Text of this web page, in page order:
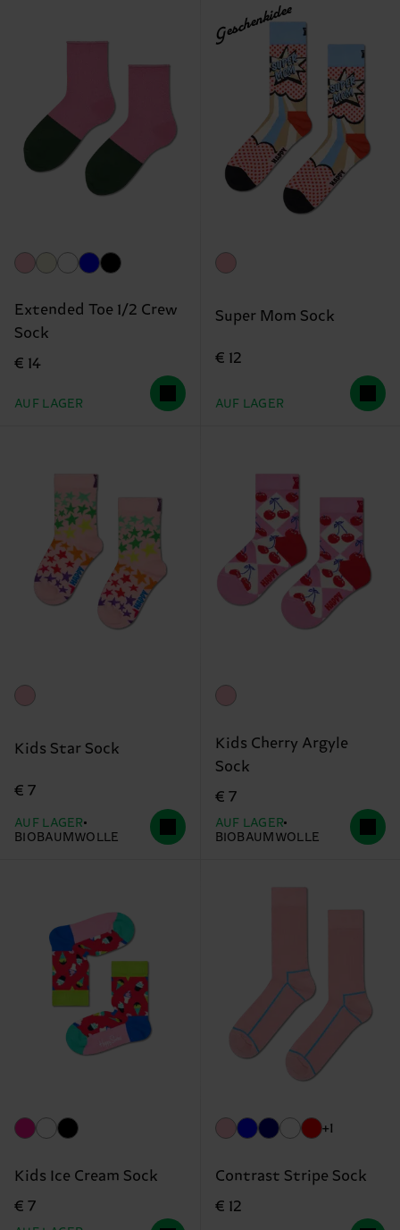
Extended Toe 1/2 Crew
Sock
€ 14
AUF LAGER
Geschenkidee
Super Mom Sock
€ 12
AUF LAGER
Kids Star Sock
€ 7
AUF LAGER
BIOBAUMWOLLE
Kids Cherry Argyle
Sock
€ 7
AUF LAGER
BIOBAUMWOLLE
Kids Ice Cream Sock
€ 7
+1
Contrast Stripe Sock
€ 12